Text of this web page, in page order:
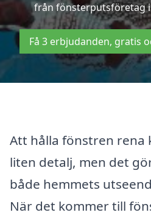
från fönsterputsföretag i
Få 3 erbjudanden, gratis
Att hålla fönstren rena
liten detalj, men det
både hemmets
När det kommer till